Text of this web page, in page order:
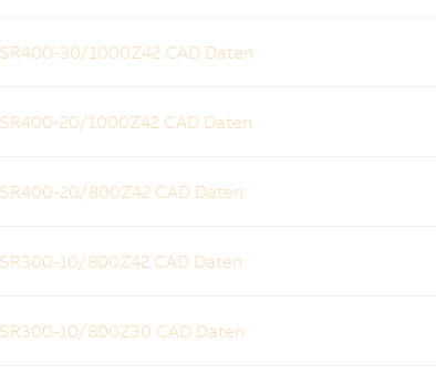
30/1000Z42 CAD Daten
20/1000Z42 CAD Daten
20/800Z42 CAD Daten
10/800Z42 CAD Daten
10/800Z30 CAD Daten